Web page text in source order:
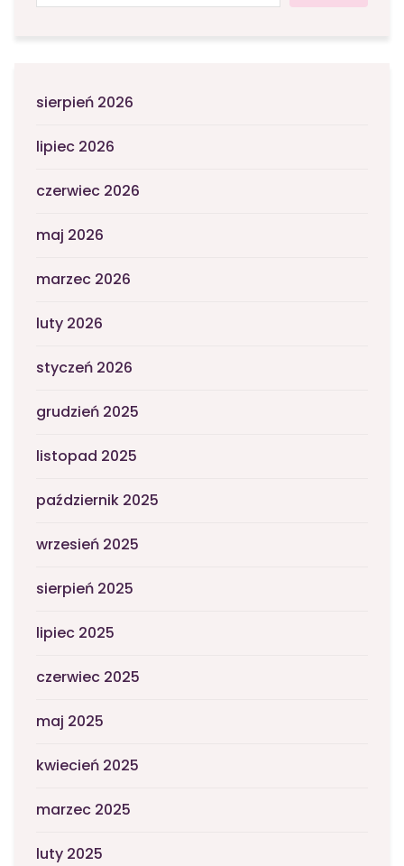
sierpień 2026
lipiec 2026
czerwiec 2026
maj 2026
marzec 2026
luty 2026
styczeń 2026
grudzień 2025
listopad 2025
październik 2025
wrzesień 2025
sierpień 2025
lipiec 2025
czerwiec 2025
maj 2025
kwiecień 2025
marzec 2025
luty 2025